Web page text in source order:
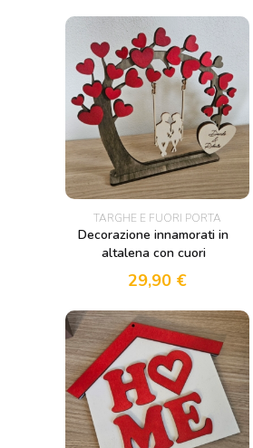
TARGHE E FUORI PORTA
Decorazione innamorati in
altalena con cuori
29,90 €